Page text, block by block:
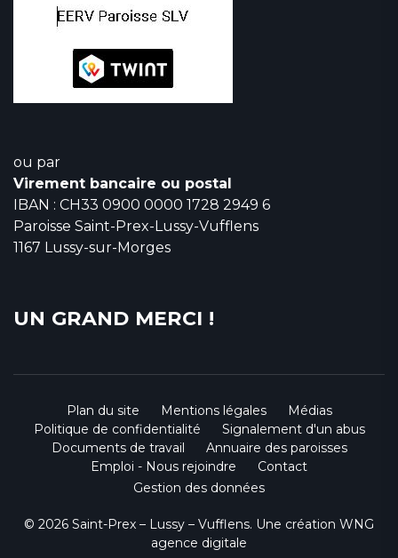
ou par
Virement bancaire ou postal
IBAN : CH33 0900 0000 1728 2949 6
Paroisse Saint-Prex-Lussy-Vufflens
1167 Lussy-sur-Morges
UN GRAND MERCI !
Plan du site Mentions légales
Médias
Politique de confidentialité
Signalement d'un abus
Documents de travail
Annuaire des paroisses
Emploi - Nous rejoindre
Contact
Gestion des données
© 2026 Saint-Prex – Lussy – Vufflens. Une création WNG
agence digitale